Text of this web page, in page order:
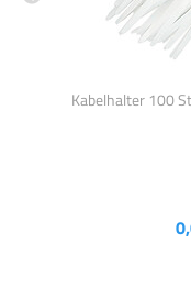
Kabelhalter 100